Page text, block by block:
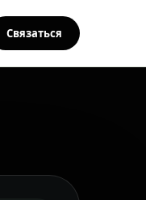
Связаться